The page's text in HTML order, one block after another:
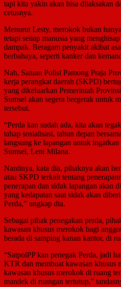
tapi kita yakin akan bisa dilaksakan
cetusnya.
Menurut Lesty, merokok bukan
tetapi setiap manusia yang
dampak. Beragam penyakit akibat
berbahaya, seperti kanker dan
Nah, Satuan Polisi Pamong Praja
kerja perangkat daerah (SKPD)
yang dikeluarkan Pemerintah
Sumsel akan segera bergerak untuk
tersebut.
“Perda kan sudah ada, kita akan
tahap sosialisasi, tahun depan
langsung ke lapangan untuk
Sumsel, Leni Milana.
Nantinya, kata dia, pihaknya akan
atau SKPD terkait tentang
penerapan dan sidak lapangan akan
yang kedapatan saat sidak akan
Perda,” ungkap dia.
Sebagai pihak penegakan perda,
kawasan khusus merokok bagi
berada di samping kanan kantor, di
“SatpolPP kan penegak Perda, jadi
KTR dan membuat kawasan khusus
kawasan khusus merokok di ruang
mandek di ruangan tertutup,”